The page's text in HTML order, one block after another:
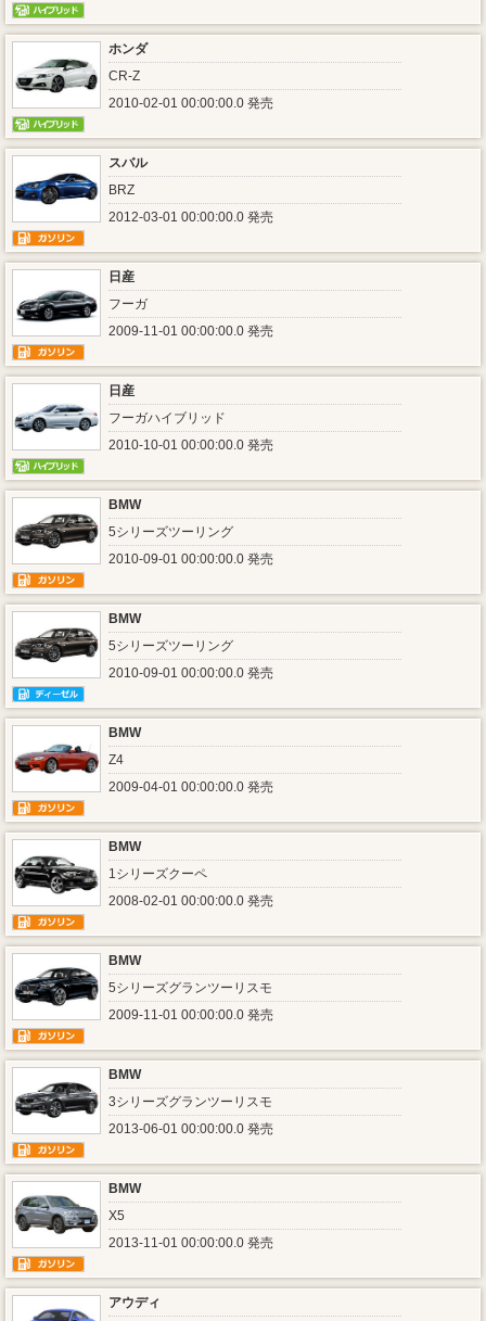
ホンダ
CR-Z
2010-02-01 00:00:00.0 発売
スバル
BRZ
2012-03-01 00:00:00.0 発売
日産
フーガ
2009-11-01 00:00:00.0 発売
日産
フーガハイブリッド
2010-10-01 00:00:00.0 発売
BMW
5シリーズツーリング
2010-09-01 00:00:00.0 発売
BMW
5シリーズツーリング
2010-09-01 00:00:00.0 発売
BMW
Z4
2009-04-01 00:00:00.0 発売
BMW
1シリーズクーペ
2008-02-01 00:00:00.0 発売
BMW
5シリーズグランツーリスモ
2009-11-01 00:00:00.0 発売
BMW
3シリーズグランツーリスモ
2013-06-01 00:00:00.0 発売
BMW
X5
2013-11-01 00:00:00.0 発売
アウディ